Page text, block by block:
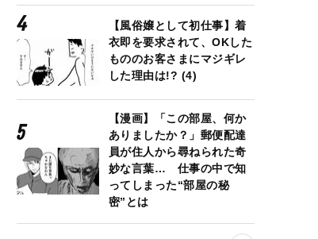
【風俗嬢として初仕事】着
衣即を要求されて、OKした
もののお客さまにマジギレ
した理由は!? (4)
【漫画】「この部屋、何か
ありましたか？」郵便配達
員が住人から尋ねられた奇
妙な言葉… 仕事の中で知
ってしまった“部屋の秘
密”とは